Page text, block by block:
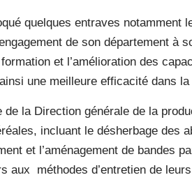
quelques entraves notamment
de son département à
et l’amélioration des
une meilleure efficacité dans
la Direction générale de la
incluant le désherbage des
et l’aménagement de bandes
aux méthodes d’entretien de